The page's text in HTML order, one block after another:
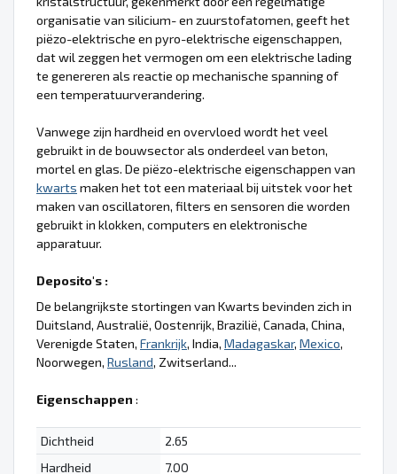
organisatie van silicium- en zuurstofatomen, geeft het
piëzo-elektrische en pyro-elektrische eigenschappen,
dat wil zeggen het vermogen om een elektrische lading
te genereren als reactie op mechanische spanning of
een temperatuurverandering.
Vanwege zijn hardheid en overvloed wordt het veel
gebruikt in de bouwsector als onderdeel van beton,
mortel en glas. De piëzo-elektrische eigenschappen van
kwarts maken het tot een materiaal bij uitstek voor het
maken van oscillatoren, filters en sensoren die worden
gebruikt in klokken, computers en elektronische
apparatuur.
Deposito's :
De belangrijkste stortingen van Kwarts bevinden zich in
Duitsland, Australië, Oostenrijk, Brazilië, Canada, China,
Verenigde Staten, Frankrijk, India, Madagaskar, Mexico,
Noorwegen, Rusland, Zwitserland...
Eigenschappen :
Dichtheid
2.65
Hardheid
7.00